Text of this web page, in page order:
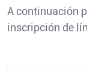
A continuación
inscripción de